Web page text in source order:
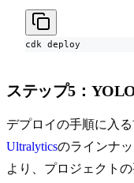
cdk deploy
ステップ5：
デプロイの手順に入る
Ultralyticsのラインナ
より、プロジェクト